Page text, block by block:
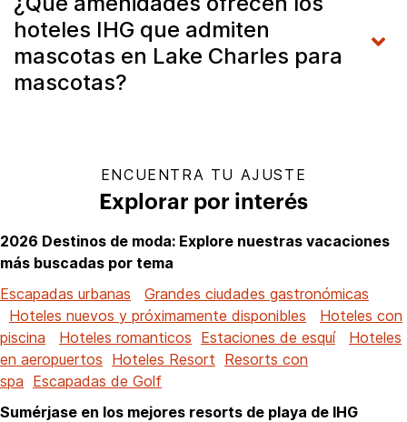
hoteles IHG que admiten
mascotas en Lake Charles para
mascotas?
ENCUENTRA TU AJUSTE
Explorar por interés
2026 Destinos de moda: Explore nuestras vacaciones
más buscadas por tema
Escapadas urbanas
Grandes ciudades gastronómicas
Hoteles nuevos y próximamente disponibles
Hoteles con
piscina
Hoteles romanticos Estaciones de esquí
Hoteles
en aeropuertos Hoteles Resort Resorts con
spa Escapadas de Golf
Sumérjase en los mejores resorts de playa de IHG